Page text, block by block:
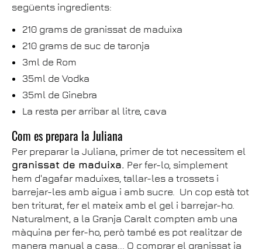
següents ingredients:
210 grams de granissat de maduixa
210 grams de suc de taronja
3ml de Rom
35ml de Vodka
35ml de Ginebra
La resta per arribar al litre, cava
Com es prepara la Juliana
Per preparar la Juliana, primer de tot necessitem el
granissat de maduixa. Per fer-lo, simplement
hem d'agafar maduixes, tallar-les a trossets i
barrejar-les amb aigua i amb sucre. Un cop està tot
ben triturat, fer el mateix amb el gel i barrejar-ho.
Naturalment, a la Granja Caralt compten amb una
màquina per fer-ho, però també es pot realitzar de
manera manual a casa... O comprar el granissat ja